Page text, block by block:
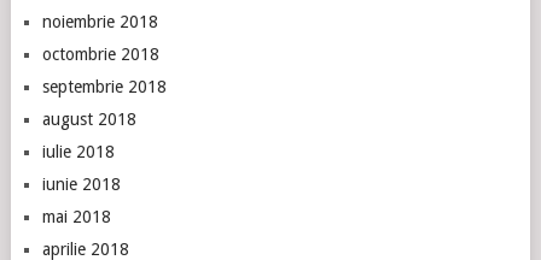
noiembrie 2018
octombrie 2018
septembrie 2018
august 2018
iulie 2018
iunie 2018
mai 2018
aprilie 2018